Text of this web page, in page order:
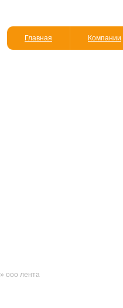
Главная Компании
» ооо лента